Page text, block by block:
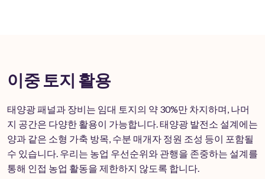
이중 토지 활용
태양광 패널과 장비는 임대 토지의 약 30%만 차지하며, 나머
지 공간은 다양한 활용이 가능합니다. 태양광 발전소 설계에는
양과 같은 소형 가축 방목, 수분 매개자 정원 조성 등이 포함될
수 있습니다. 우리는 농업 우선순위와 관행을 존중하는 설계를
통해 인접 농업 활동을 제한하지 않도록 합니다.